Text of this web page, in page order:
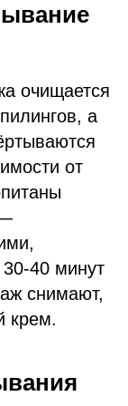
очищается
а
от
40 минут
снимают,
крем.